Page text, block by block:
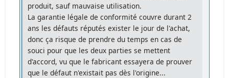
produit, sauf mauvaise utilisation.
La garantie légale de conformité couvre durant 2
ans les défauts réputés exister le jour de l'achat,
donc ça risque de prendre du temps en cas de
souci pour que les deux parties se mettent
d'accord, vu que le fabricant essayera de prouver
que le défaut n'existait pas dès l'origine...